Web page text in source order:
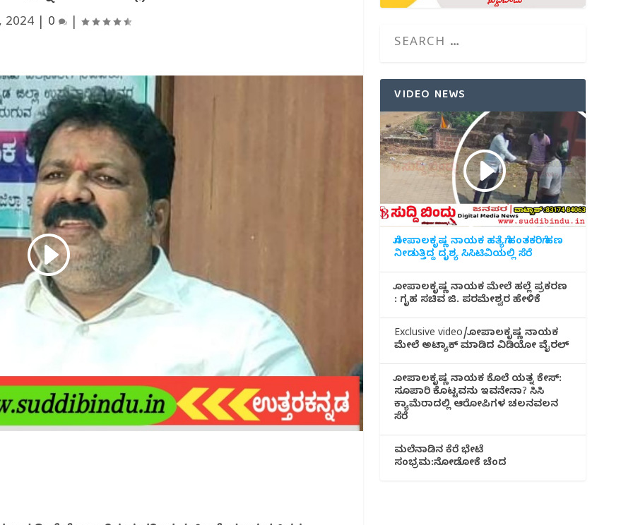
2024 0 |
VIDEO NEWS
ಗೋಪಾಲಕೃಷ್ಣ ನಾಯಕ ಹತ್ಯೆಗೆ ಹಂತಕರಿಗೆ ಹಣ
ನೀಡುತ್ತಿದ್ದ ದೃಶ್ಯ ಸಿಸಿಟಿವಿಯಲ್ಲಿ ಸೆರೆ
ಗೋಪಾಲಕೃಷ್ಣ ನಾಯಕ ಮೇಲೆ ಹಲ್ಲೆ ಪ್ರಕರಣ
: ಗೃಹ ಸಚಿವ ಜಿ. ಪರಮೇಶ್ವರ ಹೇಳಿಕೆ
Exclusive video/ಗೋಪಾಲಕೃಷ್ಣ ನಾಯಕ
ಮೇಲೆ ಅಟ್ಯಾಕ್ ಮಾಡಿದ ವಿಡಿಯೋ ವೈರಲ್
ಗೋಪಾಲಕೃಷ್ಣ ನಾಯಕ ಕೊಲೆ ಯತ್ನ ಕೇಸ್:
ಸೂಪಾರಿ ಕೊಟ್ಟವನು ಇವನೇನಾ? ಸಿಸಿ
ಕ್ಯಾಮೆರಾದಲ್ಲಿ ಆರೋಪಿಗಳ ಚಲನವಲನ
ಸೆರೆ
ಮಲೆನಾಡಿ‌ನ ಕೆರೆ ಭೇಟೆ
ಸಂಭ್ರಮ:ನೋಡೋಕೆ ಚೆಂದ